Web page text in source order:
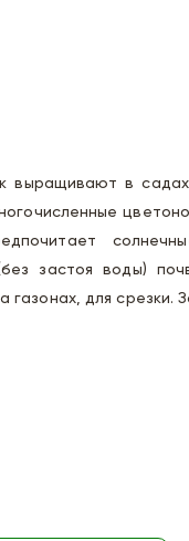
выращивают в
застоя воды)
газонах, для срезки.